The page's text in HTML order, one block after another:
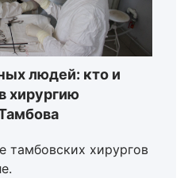
людей: кто и
хирургию
тамбовских хирургов